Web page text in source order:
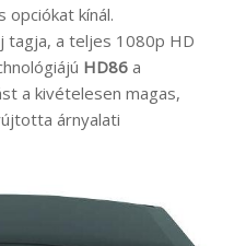
opciókat kínál.
tagja, a teljes 1080p HD
HD86 a
a kivételesen magas,
árnyalati